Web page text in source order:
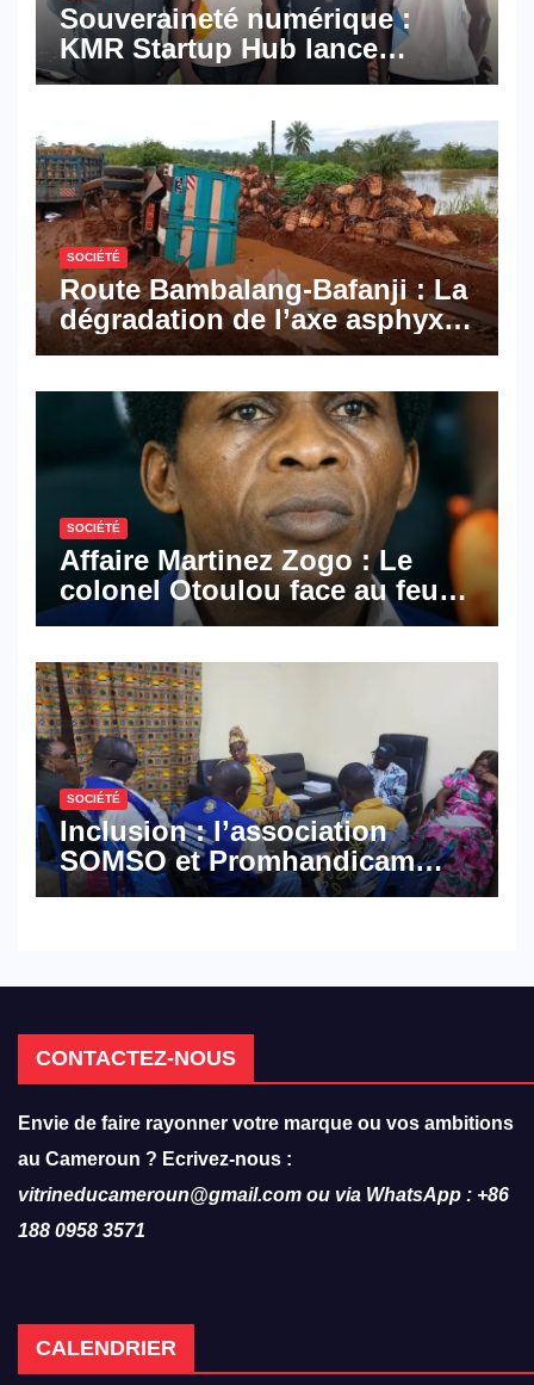
Souveraineté numérique :
KMR Startup Hub lance
Pyramid Browser et Pyramid
numériques made in
Cameroon
SOCIÉTÉ
Route Bambalang-Bafanji : La
dégradation de l’axe asphyxie
les activités économiques
SOCIÉTÉ
Affaire Martinez Zogo : Le
colonel Otoulou face au feu
croisé des avocats de la
SOCIÉTÉ
Inclusion : l’association
SOMSO et Promhandicam
militent en faveur d’une
CONTACTEZ-NOUS
Envie de faire rayonner votre marque ou vos ambitions
au Cameroun ? Ecrivez-nous :
vitrineducameroun@gmail.com ou via WhatsApp : +86
188 0958 3571
CALENDRIER